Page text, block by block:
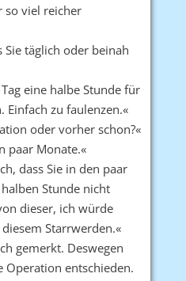
so viel reicher
täglich oder beinah
eine halbe Stunde für
Einfach zu faulenzen.«
oder vorher schon?«
paar Monate.«
dass Sie in den paar
Stunde nicht
dieser, ich würde
Starrwerden.«
gemerkt. Deswegen
Operation entschieden.